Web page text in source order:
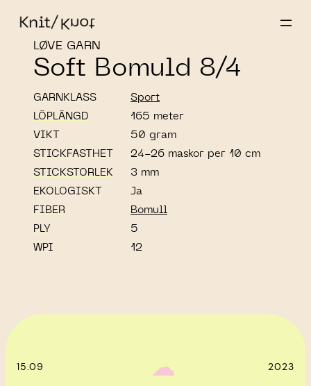
LØVE GARN
Soft Bomuld 8/4
GARNKLASS
Sport
LÖPLÄNGD
165 meter
VIKT
50 gram
STICKFASTHET
24-26 maskor per 10 cm
STICKSTORLEK
3 mm
EKOLOGISKT
Ja
FIBER
Bomull
PLY
5
WPI
12
15.09 ‎ ‎‎ ☁︎‎‎ 2023